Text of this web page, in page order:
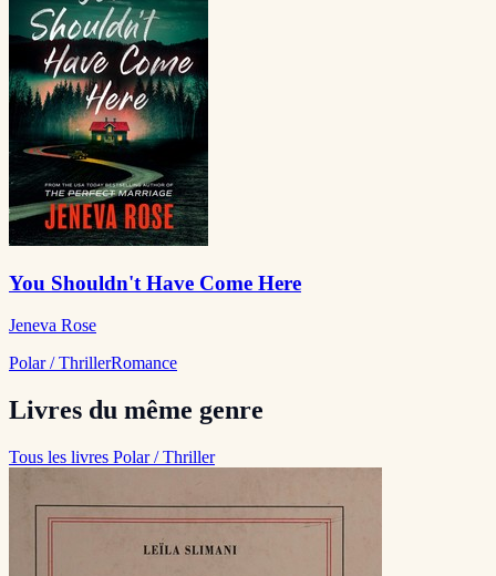
You Shouldn't Have Come Here
Jeneva Rose
Polar / ThrillerRomance
Livres du même genre
Tous les livres Polar / Thriller